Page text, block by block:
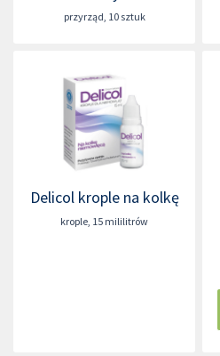
przyrząd, 10 sztuk
Delicol krople na kolkę
krople, 15 mililitrów